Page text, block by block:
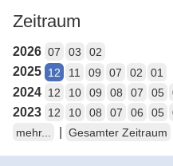
Zeitraum
2026 07 03 02
2025 12 11 09 07 02 01
2024 12 10 09 08 07 05
2023 12 10 08 07 06 05
mehr...
Gesamter Zeitraum